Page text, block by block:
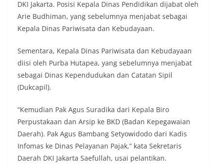
DKI Jakarta. Posisi Kepala Dinas Pendidikan dijabat oleh
Arie Budhiman, yang sebelumnya menjabat sebagai
Kepala Dinas Pariwisata dan Kebudayaan.
Sementara, Kepala Dinas Pariwisata dan Kebudayaan
diisi oleh Purba Hutapea, yang sebelumnya menjabat
sebagai Dinas Kependudukan dan Catatan Sipil
(Dukcapil).
“Kemudian Pak Agus Suradika dari Kepala Biro
Perpustakaan dan Arsip ke BKD (Badan Kepegawaian
Daerah). Pak Agus Bambang Setyowidodo dari Kadis
Infomas ke Dinas Pelayanan Pajak,” kata Sekretaris
Daerah DKI Jakarta Saefullah, usai pelantikan.